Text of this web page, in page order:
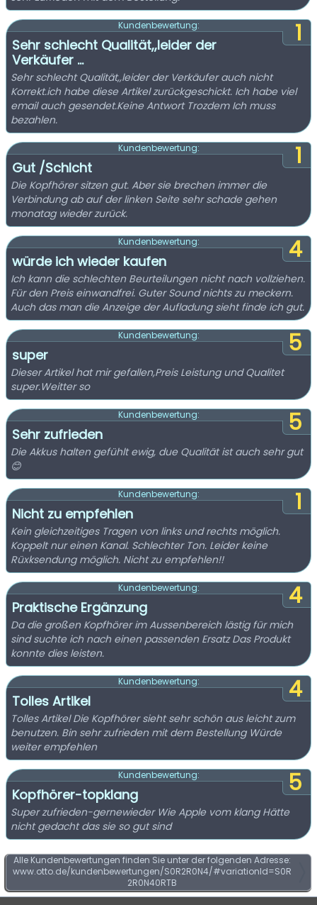
1
Kundenbewertung:
Sehr schlecht Qualität,,leider der
Verkäufer ...
Sehr schlecht Qualität,,leider der Verkäufer auch nicht
Korrekt.ich habe diese Artikel zurückgeschickt. Ich habe viel
email auch gesendet.Keine Antwort Trozdem Ich muss
bezahlen.
1
Kundenbewertung:
Gut /Schlcht
Die Kopfhörer sitzen gut. Aber sie brechen immer die
Verbindung ab auf der linken Seite sehr schade gehen
monatag wieder zurück.
4
Kundenbewertung:
würde ich wieder kaufen
Ich kann die schlechten Beurteilungen nicht nach vollziehen.
Für den Preis einwandfrei. Guter Sound nichts zu meckern.
Auch das man die Anzeige der Aufladung sieht finde ich gut.
5
Kundenbewertung:
super
Dieser Artikel hat mir gefallen,Preis Leistung und Qualitet
super.Weitter so
5
Kundenbewertung:
Sehr zufrieden
Die Akkus halten gefühlt ewig, due Qualität ist auch sehr gut
😊
1
Kundenbewertung:
Nicht zu empfehlen
Kein gleichzeitiges Tragen von links und rechts möglich.
Koppelt nur einen Kanal. Schlechter Ton. Leider keine
Rüxksendung möglich. Nicht zu empfehlen!!
4
Kundenbewertung:
Praktische Ergänzung
Da die großen Kopfhörer im Aussenbereich lästig für mich
sind suchte ich nach einen passenden Ersatz Das Produkt
konnte dies leisten.
4
Kundenbewertung:
Tolles Artikel
Tolles Artikel Die Kopfhörer sieht sehr schön aus leicht zum
benutzen. Bin sehr zufrieden mit dem Bestellung Würde
weiter empfehlen
5
Kundenbewertung:
Kopfhörer-topklang
Super zufrieden-gernewieder Wie Apple vom klang Hätte
nicht gedacht das sie so gut sind
Alle Kundenbewertungen finden Sie unter der folgenden Adresse:
www.otto.de/kundenbewertungen/S0R2R0N4/#variationId=S0R
2R0N40RTB